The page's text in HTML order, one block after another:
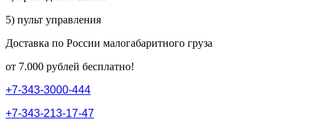
5) пульт управления
Доставка по России малогабаритного груза
от 7.000 рублей бесплатно!
+7-343-3000-444
+7-343-213-17-47